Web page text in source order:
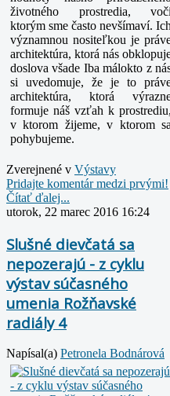
životného prostredia, voči
ktorým sme často nevšímaví. Ich
významnou nositeľkou je
architektúra, ktorá nás
doslova všade Iba málokto z
si uvedomuje, že je to
architektúra, ktorá
formuje náš vzťah k prostrediu,
v ktorom žijeme, v ktorom sa
pohybujeme.
Zverejnené v Výstavy
Pridajte komentár medzi prvými!
Čítať ďalej...
utorok, 22 marec 2016 16:24
Slušné dievčatá sa
nepozerajú - z cyklu
výstav súčasného
umenia Rožňavské
radiály 4
Napísal(a) Petronela Bodnárová